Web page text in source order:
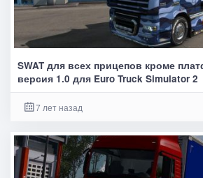
SWAT для всех прицепов кроме
версия 1.0 для Euro Truck Simulator 2
7 лет назад